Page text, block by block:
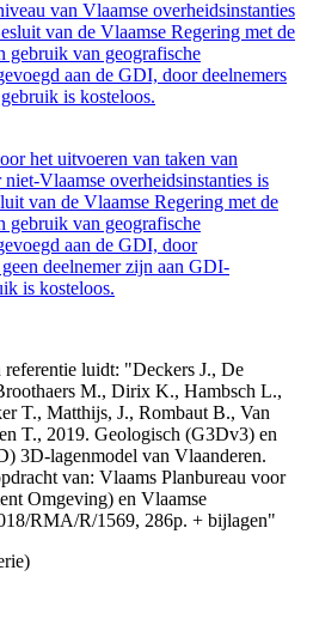
van Vlaamse overheidsinstanties
van de Vlaamse Regering met de
gebruik van geografische
aan de GDI, door deelnemers
is kosteloos.
het uitvoeren van taken van
Vlaamse overheidsinstanties is
van de Vlaamse Regering met de
gebruik van geografische
aan de GDI, door
deelnemer zijn aan GDI-
is kosteloos.
luidt: "Deckers J., De
M., Dirix K., Hambsch L.,
T., Matthijs, J., Rombaut B., Van
T., 2019. Geologisch (G3Dv3) en
3D-lagenmodel van Vlaanderen.
van: Vlaams Planbureau voor
Omgeving) en Vlaamse
RMA/R/1569, 286p. + bijlagen"